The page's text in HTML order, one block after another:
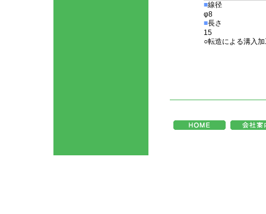
■線径
φ8
■長さ
15
○転造による溝入